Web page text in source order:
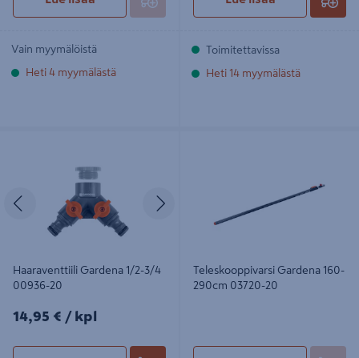
Vain myymälöistä
Heti 4 myymälästä
Toimitettavissa
Heti 14 myymälästä
Edellinen
Haaraventtiili Gardena 1/2-3/4
00936-20
14,95€/kpl
14,95 € / kpl
Teleskooppivarsi Gardena 160-
290cm 03720-20